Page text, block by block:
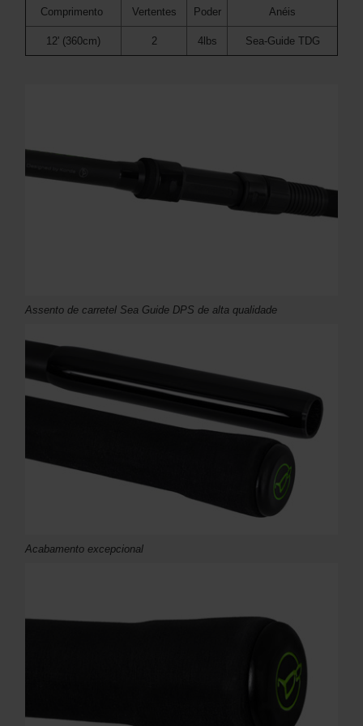
Comprimento Vertentes Poder Anéis
12' (360cm) 2 4lbs Sea-Guide TDG
Assento de carretel Sea Guide DPS de alta qualidade
Acabamento excepcional